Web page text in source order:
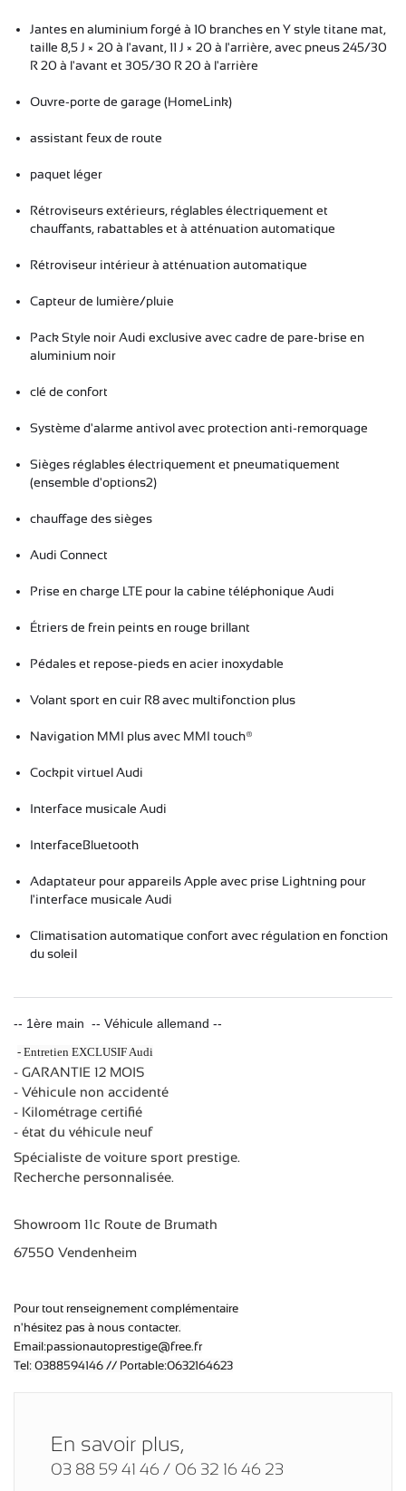
Jantes en aluminium forgé à 10 branches en Y style titane mat,
taille 8,5 J × 20 à l'avant, 11 J × 20 à l'arrière, avec pneus 245/30
R 20 à l'avant et 305/30 R 20 à l'arrière
Ouvre-porte de garage (HomeLink)
assistant feux de route
paquet léger
Rétroviseurs extérieurs, réglables électriquement et
chauffants, rabattableset à atténuation automatique
Rétroviseur intérieur à atténuation automatique
Capteur de lumière/pluie
Pack Style noir Audi exclusive aveccadre de pare-brise en
aluminium noir
clé de confort
Système d'alarme antivol avec protection anti-remorquage
Sièges réglables électriquement et pneumatiquement
(ensemble d'options2)
chauffage des sièges
Audi Connect
Prise en charge LTE pour la cabine téléphonique Audi
Étriers de frein peints en rouge brillant
Pédales et repose-pieds en acier inoxydable
Volant sport en cuir R8 avec multifonction plus
Navigation MMI plus avec MMI touch®
Cockpit virtuel Audi
Interface musicale Audi
InterfaceBluetooth
Adaptateur pour appareils Apple avec prise Lightning pour
l'interface musicale Audi
Climatisation automatique confort avec régulation en fonction
du soleil
-- 1ère main -- Véhicule allemand --
- Entretien EXCLUSIF Audi
- GARANTIE 12 MOIS
- Véhicule non accidenté
- Kilométrage certifié
- état du véhicule neuf
Spécialiste de voiture sport prestige.
Recherche personnalisée.
Showroom 11c Route de Brumath
67550 Vendenheim
Pour tout renseignement complémentaire
n'hésitez pas à nous contacter.
Email:passionautoprestige@free.fr
Tel: 0388594146 // Portable:0632164623
En savoir plus,
03 88 59 41 46 / 06 32 16 46 23